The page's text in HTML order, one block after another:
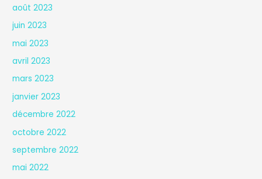
août 2023
juin 2023
mai 2023
avril 2023
mars 2023
janvier 2023
décembre 2022
octobre 2022
septembre 2022
mai 2022